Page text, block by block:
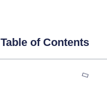
Table of Contents